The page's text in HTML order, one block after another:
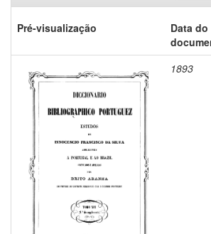
Pré-visualização
Data do
1893